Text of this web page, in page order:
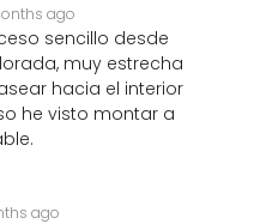
ago
sencillo desde
muy estrecha
hacia el interior
he visto montar a
ago